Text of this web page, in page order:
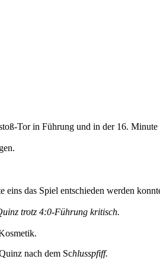
Tor in Führung und in der 16.
das Spiel entschieden werden
trotz 4:0-Führung kritisch.
nach dem Schlusspfiff.